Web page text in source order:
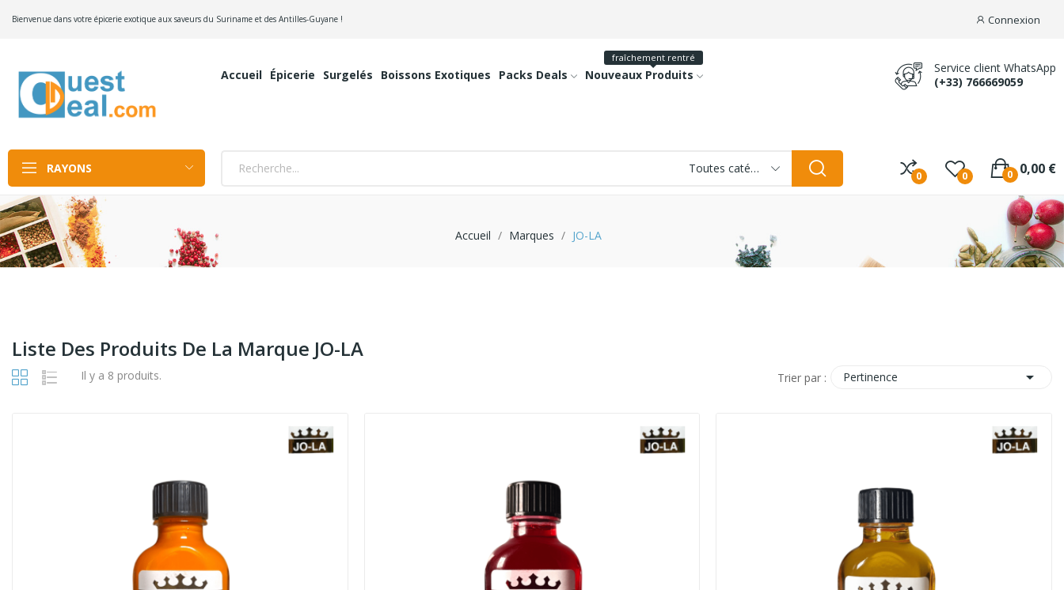
Bienvenue dans votre épicerie exotique aux saveurs du Suriname et des Antilles-Guyane ! Connexion
Accueil Épicerie Surgelés Boissons Exotiques Packs Deals Nouveaux Produits
fraîchement rentré
Service client WhatsApp
(+33) 766669059
RAYONS Toutes catégories 0 0 0,00 €
0
Accueil Marques JO-LA
Liste Des Produits De La Marque JO-LA
Il y a 8 produits. Trier par : Pertinence 